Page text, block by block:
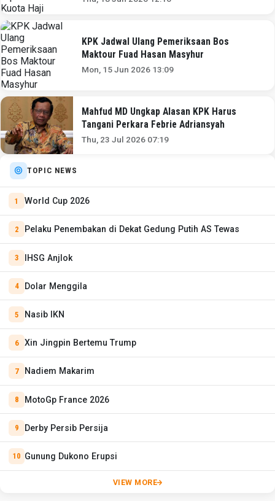
KPK Jadwal Ulang Pemeriksaan Bos
Maktour Fuad Hasan Masyhur
Mon, 15 Jun 2026 13:09
Mahfud MD Ungkap Alasan KPK Harus
Tangani Perkara Febrie Adriansyah
Thu, 23 Jul 2026 07:19
TOPIC NEWS
World Cup 2026
Pelaku Penembakan di Dekat Gedung Putih AS Tewas
IHSG Anjlok
Dolar Menggila
Nasib IKN
Xin Jingpin Bertemu Trump
Nadiem Makarim
MotoGp France 2026
Derby Persib Persija
Gunung Dukono Erupsi
VIEW MORE